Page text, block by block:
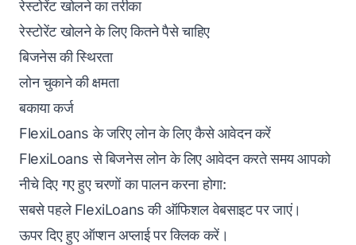
रेस्टोरेंट खोलने का तरीका
रेस्टोरेंट खोलने के लिए कितने पैसे चाहिए
बिजनेस की स्थिरता
लोन चुकाने की क्षमता
बकाया कर्ज
FlexiLoans के जरिए लोन के लिए कैसे आवेदन करें
FlexiLoans से बिजनेस लोन के लिए आवेदन करते समय आपको
नीचे दिए गए हुए चरणों का पालन करना होगा:
सबसे पहले FlexiLoans की ऑफिशल वेबसाइट पर जाएं।
ऊपर दिए हुए ऑप्शन अप्लाई पर क्लिक करें।